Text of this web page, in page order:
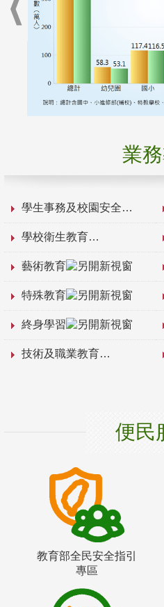
業
學生事務及校園安全
學校衛生教育
藝術教育
特殊教育
終身學習
技術及職業教育
便民
教育部全民安全指引
專區